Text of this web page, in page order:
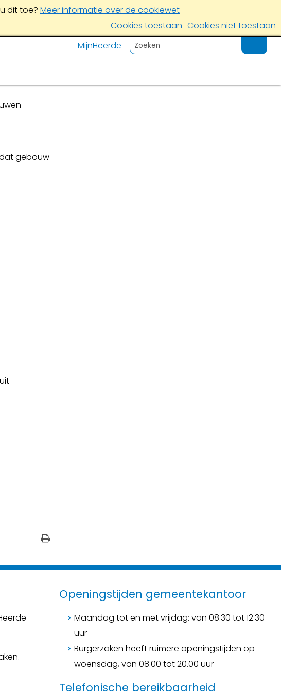
dit toe? Meer informatie over de cookiewet
Cookies toestaan Cookies niet toestaan
MijnHeerde
gebouw
Openingstijden gemeentekantoor
Maandag tot en met vrijdag: van 08.30 tot 12.30
uur
Burgerzaken heeft ruimere openingstijden op
woensdag, van 08.00 tot 20.00 uur
Telefonische bereikbaarheid